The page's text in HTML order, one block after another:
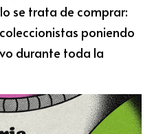
se trata de comprar:
poniendo
durante toda la